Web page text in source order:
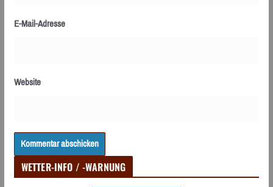
E-Mail-Adresse
Website
WETTER-INFO / -WARNUNG